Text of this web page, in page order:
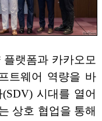
랫폼과 카카오모
트웨어 역량을 바
시대를 열어
상호 협업을 통해